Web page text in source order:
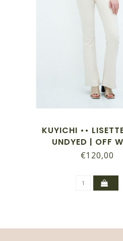
KUYICHI ••
UNDYED | OFF
€120,00